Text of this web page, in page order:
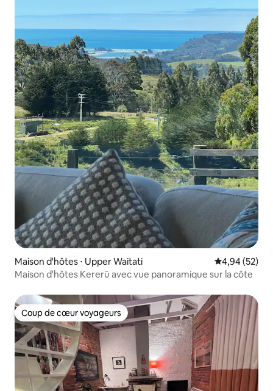
Maison d'hôtes ⋅ Upper Waitati Évaluation
4,94 (52)
Maison d'hôtes Kererū avec vue panoramique sur la côte
Coup de cœur voyageurs
Coup de cœur voyageurs